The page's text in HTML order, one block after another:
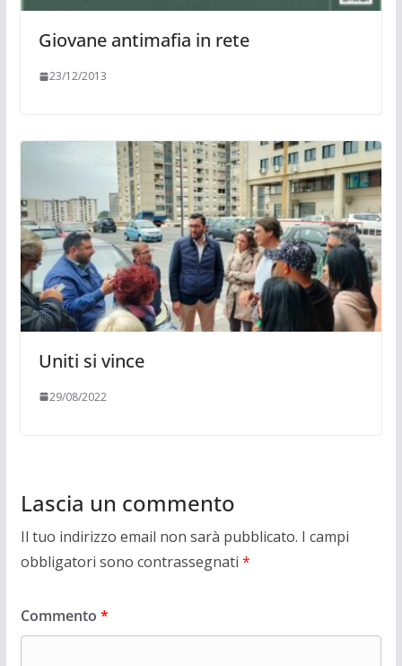
Giovane antimafia in rete
23/12/2013
Uniti si vince
29/08/2022
Lascia un commento
Il tuo indirizzo email non sarà pubblicato. I campi
obbligatori sono contrassegnati *
Commento *